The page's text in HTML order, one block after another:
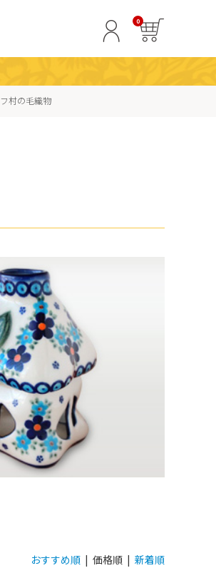
0
村の毛織物
おすすめ順 | 価格順 | 新着順